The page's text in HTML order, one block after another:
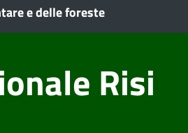
e delle foreste
Risi